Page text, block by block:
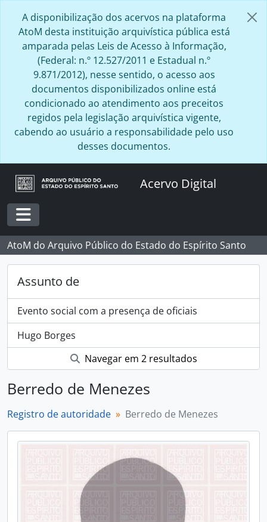
A disponibilização dos acervos na plataforma
AtoM desta instituição arquivística pública está
amparada pelas Leis de Acesso à Informação,
(Federal: n.º 12.527/2011 e Estadual n.º
9.871/2012), nesse sentido, o acesso aos
documentos disponibilizados online está
condicionado ao atendimento aos preceitos
regidos pela legislação arquivística vigente,
cabendo ao usuário a responsabilidade pelo uso
desses documentos.
Acervo Digital
Toggle navigation
AtoM do Arquivo Público do Estado do Espírito Santo
Assunto de
Evento social com a presença de oficiais
Hugo Borges
Navegar em 2 resultados
Berredo de Menezes
Registro de autoridade Berredo de Menezes